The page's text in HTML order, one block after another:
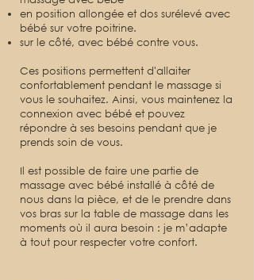
en position allongée et dos surélevé avec
bébé sur votre poitrine.
sur le côté, avec bébé contre vous.
Ces positions permettent d'allaiter
confortablement pendant le massage si
vous le souhaitez. Ainsi, vous maintenez la
connexion avec bébé et pouvez
répondre à ses besoins pendant que je
prends soin de vous.
Il est possible de faire une partie de
massage avec bébé installé à côté de
nous dans la pièce, et de le prendre dans
vos bras sur la table de massage dans les
moments où il aura besoin : je m’adapte
à tout pour respecter votre confort.